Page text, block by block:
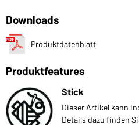
Downloads
Produktdatenblatt
Produktfeatures
Stick
Dieser Artikel kann
Details dazu finden